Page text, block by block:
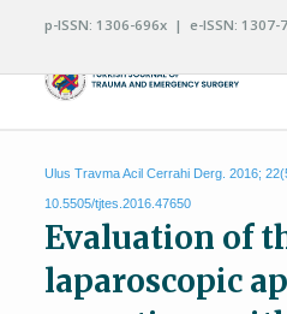
p-ISSN: 1306-696x | e-ISSN: 1307-
Ulus Travma Acil Cerrahi Derg. 2016;
10.5505/tjtes.2016.47650
Evaluation of
laparoscopic